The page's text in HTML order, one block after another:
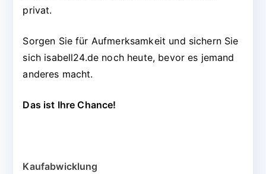
privat.
Sorgen Sie für Aufmerksamkeit und sichern Sie
sich isabell24.de noch heute, bevor es jemand
anderes macht.
Das ist Ihre Chance!
Kaufabwicklung